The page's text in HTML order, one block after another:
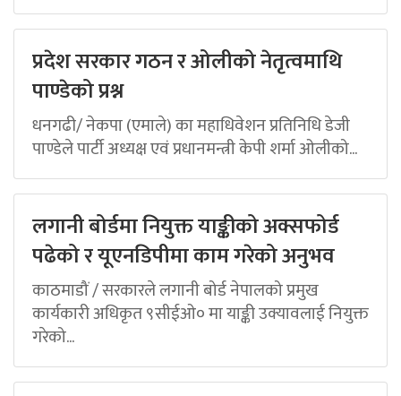
प्रदेश सरकार गठन र ओलीको नेतृत्वमाथि
पाण्डेको प्रश्न
धनगढी/ नेकपा (एमाले) का महाधिवेशन प्रतिनिधि डेजी
पाण्डेले पार्टी अध्यक्ष एवं प्रधानमन्त्री केपी शर्मा ओलीको...
लगानी बोर्डमा नियुक्त याङ्कीको अक्सफोर्ड
पढेको र यूएनडिपीमा काम गरेको अनुभव
काठमाडौं / सरकारले लगानी बोर्ड नेपालको प्रमुख
कार्यकारी अधिकृत ९सीईओ० मा याङ्की उक्यावलाई नियुक्त
गरेको...